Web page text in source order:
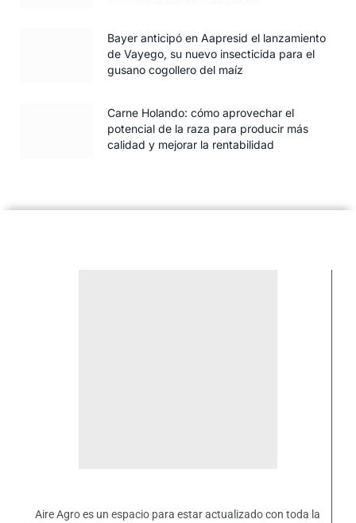
Bayer anticipó en Aapresid el lanzamiento
de Vayego, su nuevo insecticida para el
gusano cogollero del maíz
Carne Holando: cómo aprovechar el
potencial de la raza para producir más
calidad y mejorar la rentabilidad
Aire Agro es un espacio para estar actualizado con toda la